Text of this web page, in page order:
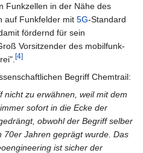
Funkzellen in der Nähe des
auf Funkfelder mit 5G-Standard
fördernd für sein
Vorsitzender des mobilfunk-
[4]
Begriff Chemtrail:
nicht zu erwähnen, weil mit dem
sofort in die Ecke der
obwohl der Begriff selber
70er Jahren geprägt wurde. Das
ist sicher der